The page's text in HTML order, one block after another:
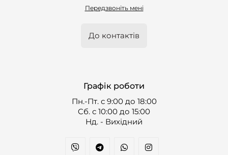
Передзвоніть мені
До контактів
Графік роботи
Пн.-Пт. с 9:00 до 18:00
Cб. с 10:00 до 15:00
Нд. - Вихідний